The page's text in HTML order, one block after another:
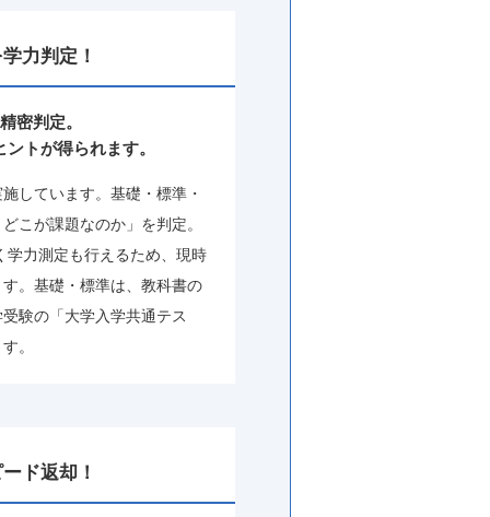
⼒判定！
密判定。
トが得られます。
しています。基礎・標準・
こが課題なのか」を判定。
⼒測定も⾏えるため、現時
。基礎・標準は、教科書の
験の「大学入学共通テス
。
ド返却！